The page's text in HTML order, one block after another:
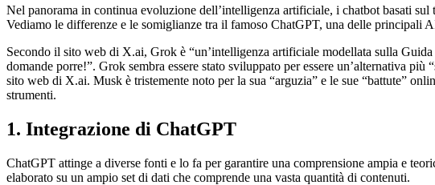
Nel panorama in continua evoluzione dell’intelligenza artificiale, i chatbot basati
Vediamo le differenze e le somiglianze tra il famoso ChatGPT, una delle principali
Secondo il sito web di X.ai, Grok è “un’intelligenza artificiale modellata sulla
domande porre!”. Grok sembra essere stato sviluppato per essere un’alternativa
sito web di X.ai. Musk è tristemente noto per la sua “arguzia” e le sue “battute”
strumenti.
1. Integrazione di ChatGPT
ChatGPT attinge a diverse fonti e lo fa per garantire una comprensione ampia e
elaborato su un ampio set di dati che comprende una vasta quantità di contenuti.